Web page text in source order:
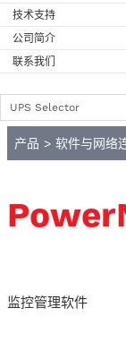
技术支持
公司简介
联系我们
产品 > 软件与网络
监控管理软件